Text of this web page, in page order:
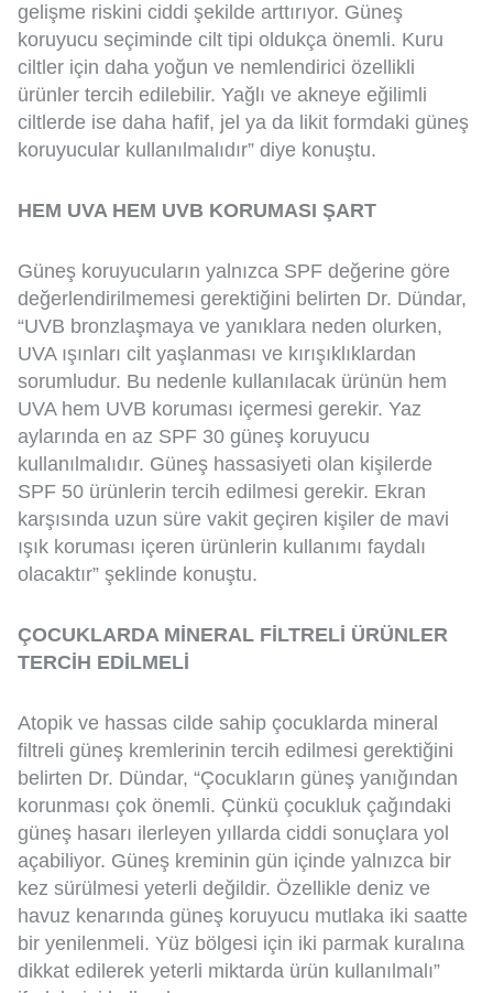
gelişme riskini ciddi şekilde arttırıyor. Güneş
koruyucu seçiminde cilt tipi oldukça önemli. Kuru
ciltler için daha yoğun ve nemlendirici özellikli
ürünler tercih edilebilir. Yağlı ve akneye eğilimli
ciltlerde ise daha hafif, jel ya da likit formdaki güneş
koruyucular kullanılmalıdır” diye konuştu.
HEM UVA HEM UVB KORUMASI ŞART
Güneş koruyucuların yalnızca SPF değerine göre
değerlendirilmemesi gerektiğini belirten Dr. Dündar,
“UVB bronzlaşmaya ve yanıklara neden olurken,
UVA ışınları cilt yaşlanması ve kırışıklıklardan
sorumludur. Bu nedenle kullanılacak ürünün hem
UVA hem UVB koruması içermesi gerekir. Yaz
aylarında en az SPF 30 güneş koruyucu
kullanılmalıdır. Güneş hassasiyeti olan kişilerde
SPF 50 ürünlerin tercih edilmesi gerekir. Ekran
karşısında uzun süre vakit geçiren kişiler de mavi
ışık koruması içeren ürünlerin kullanımı faydalı
olacaktır” şeklinde konuştu.
ÇOCUKLARDA MİNERAL FİLTRELİ ÜRÜNLER
TERCİH EDİLMELİ
Atopik ve hassas cilde sahip çocuklarda mineral
filtreli güneş kremlerinin tercih edilmesi gerektiğini
belirten Dr. Dündar, “Çocukların güneş yanığından
korunması çok önemli. Çünkü çocukluk çağındaki
güneş hasarı ilerleyen yıllarda ciddi sonuçlara yol
açabiliyor. Güneş kreminin gün içinde yalnızca bir
kez sürülmesi yeterli değildir. Özellikle deniz ve
havuz kenarında güneş koruyucu mutlaka iki saatte
bir yenilenmeli. Yüz bölgesi için iki parmak kuralına
dikkat edilerek yeterli miktarda ürün kullanılmalı”